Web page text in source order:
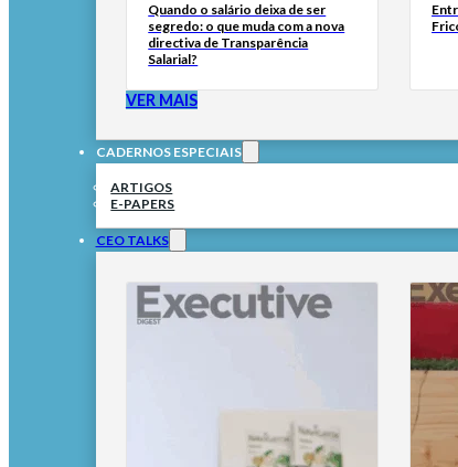
Quando o salário deixa de ser
segredo: o que muda com a nova
directiva de Transparência
Salarial?
VER MAIS
CADERNOS ESPECIAIS
ARTIGOS
E-PAPERS
CEO TALKS